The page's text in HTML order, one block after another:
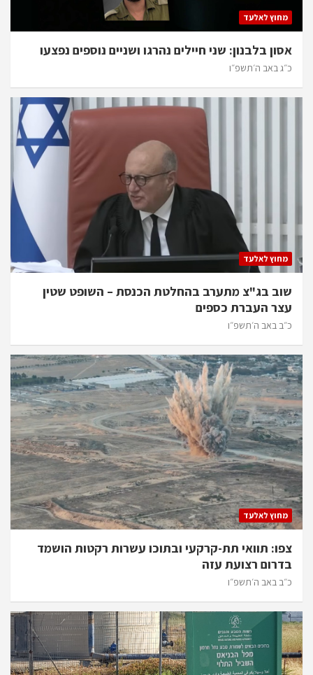
מחוץ לאלעד
אסון בלבנון: שני חיילים נהרגו ושניים נוספים נפצעו
כ״ג באב ה׳תשפ״ו
מחוץ לאלעד
שוב בג"צ מתערב בהחלטת הכנסת – השופט שטין
עצר העברת כספים
כ״ב באב ה׳תשפ״ו
מחוץ לאלעד
צפו: תוואי תת-קרקעי ובתוכו עשרות רקטות הושמד
בדרום רצועת עזה
כ״ב באב ה׳תשפ״ו